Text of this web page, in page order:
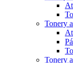
Tonery
Tonery